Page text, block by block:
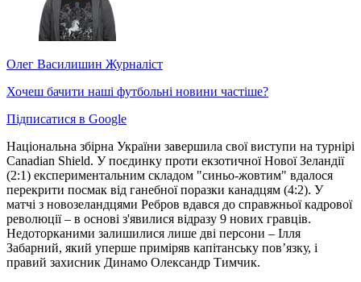
Олег Василишин Журналіст
Хочеш бачити наші футбольні новини частіше?
Підписатися в Google
Національна збірна України завершила свої виступи на турнірі
Canadian Shield. У поєдинку проти екзотичної Нової Зеландії
(2:1) експериментальним складом "синьо-жовтим" вдалося
перекрити посмак від ганебної поразки канадцям (4:2). У
матчі з новозеландцями Ребров вдався до справжньої кадрової
революції – в основі з'явилися відразу 9 нових гравців.
Недоторканими залишилися лише дві персони – Ілля
Забарний, який уперше приміряв капітанську пов’язку, і
правий захисник Динамо Олександр Тимчик.